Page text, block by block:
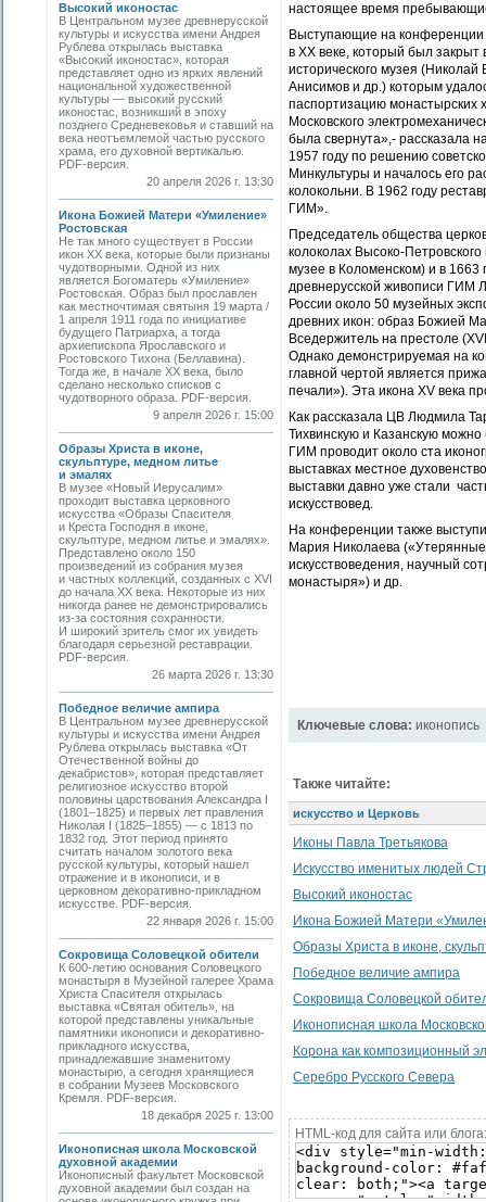
Высокий иконостас
В Центральном музее древнерусской
культуры и искусства имени Андрея
Рублева открылась выставка
«Высокий иконостас», которая
представляет одно из ярких явлений
национальной художественной
культуры — высокий русский
иконостас, возникший в эпоху
позднего Средневековья и ставший на
века неотъемлемой частью русского
храма, его духовной вертикалью.
PDF-версия.
20 апреля 2026 г. 13:30
Икона Божией Матери «Умиление»
Ростовская
Не так много существует в России
икон XX века, которые были признаны
чудотворными. Одной из них
является Богоматерь «Умиление»
Ростовская. Образ был прославлен
как местночтимая святыня 19 марта /
1 апреля 1911 года по инициативе
будущего Патриарха, а тогда
архиепископа Ярославского и
Ростовского Тихона (Беллавина).
Тогда же, в начале ХХ века, было
сделано несколько списков с
чудотворного образа. PDF-версия.
9 апреля 2026 г. 15:00
Образы Христа в иконе,
скульптуре, медном литье
и эмалях
В музее «Новый Иерусалим»
проходит выставка церковного
искусства «Образы Спасителя
и Креста Господня в иконе,
скульптуре, медном литье и эмалях».
Представлено около 150
произведений из собрания музея
и частных коллекций, созданных с XVI
до начала XX века. Некоторые из них
никогда ранее не демонстрировались
из-за состояния сохранности.
И широкий зритель смог их увидеть
благодаря серьезной реставрации.
PDF-версия.
26 марта 2026 г. 13:30
Победное величие ампира
В Центральном музее древнерусской
культуры и искусства имени Андрея
Рублева открылась выставка «От
Отечественной войны до
декабристов», которая представляет
религиозное искусство второй
половины царствования Александра I
(1801–1825) и первых лет правления
Николая I (1825–1855) — с 1813 по
1832 год. Этот период принято
считать началом золотого века
русской культуры, который нашел
отражение и в иконописи, и в
церковном декоративно-прикладном
искусстве. PDF-версия.
22 января 2026 г. 15:00
Сокровища Соловецкой обители
К 600-летию основания Соловецкого
монастыря в Музейной галерее Храма
Христа Спасителя открылась
выставка «Святая обитель», на
которой представлены уникальные
памятники иконописи и декоративно-
прикладного искусства,
принадлежавшие знаменитому
монастырю, а сегодня хранящиеся
в собрании Музеев Московского
Кремля. PDF-версия.
18 декабря 2025 г. 13:00
Иконописная школа Московской
духовной академии
Иконописный факультет Московской
духовной академии был создан на
настоящее время
Выступающие на конференции
в ХХ веке, который был закрыт
исторического музея
Анисимов и др.) которым
паспортизацию монастырских
Московского
была свернута»,- рассказала
1957 году по решению
Минкультуры и началось его
колокольни. В 1962 году
ГИМ».
Председатель общества
колоколах Высоко-
музее в Коломенском) и в
древнерусской живописи ГИМ
России около 50 музейных
древних икон: образ Божией
Вседержитель на престоле
Однако демонстрируемая на
главной чертой является
печали»). Эта икона XV века
Как рассказала ЦВ Людмила
Тихвинскую и Казанскую
ГИМ проводит около ста
выставках местное
выставки давно уже стали
искусствовед.
На конференции также
Мария Николаева
искусствоведения, научный
монастыря») и др.
Ключевые слова: иконопись
Также читайте:
искусство и Церковь
Иконы Павла Третьякова
Искусство именитых людей
Высокий иконостас
Икона Божией Матери
Образы Христа в иконе,
Победное величие ампира
Сокровища Соловецкой
Иконописная школа
Корона как композиционный
Серебро Русского Севера
HTML-код для сайта или блога: